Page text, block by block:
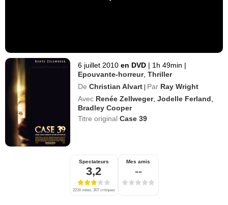
6 juillet 2010 en DVD | 1h 49min |
Epouvante-horreur,Thriller
De Christian Alvart | Par Ray Wright
Avec Renée Zellweger,Jodelle Ferland
Bradley Cooper
Titre originalCase 39
Spectateurs
3,2
2216 notes, 307 critiques
Mes amis
--